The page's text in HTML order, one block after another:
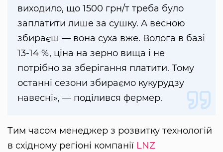
виходило, що 1500 грн/т треба було
заплатити лише за сушку. А весною
збираєш — вона суха вже. Волога в базі
13-14 %, ціна на зерно вища і не
потрібно за зберігання платити. Тому
останні сезони збираємо кукурудзу
навесні», — поділився фермер.
Тим часом менеджер з розвитку технологій
в східному регіоні компанії LNZ